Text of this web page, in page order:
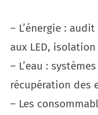
– L’énergie :
aux LED,
– L’eau :
récupération des
– Les